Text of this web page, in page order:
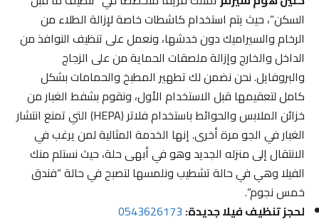
السكن”، حيث يتم استخدام كاشطات خاصة لإزالة الطلاء من
الرخام والسيراميك دون خدشها، ونعمل على تنظيف النوافذ من
الداخل والخارج وإزالة ملصقات الحماية من على الزجاج
والبروفايل. نحن نضمن لك تطهير المطبخ والحمامات بشكل
كامل لتعقيمها قبل الاستخدام الأول، ونقوم بشفط الغبار من
خزائن الملابس والحوائط باستخدام فلاتر (HEPA) التي تمنع انتشار
الغبار في الجو مرة أخرى. إنها الخدمة المثالية لمن يرغب في
الانتقال إلى منزله الجديد وهو في أبهى حلة، حيث نستلم منك
الفيلا وهي في حالة تشطيب ونلمسها لتصبح في حالة “فندق
خمس نجوم”.
لحجز تنظيف فيلا جديدة:0543626173